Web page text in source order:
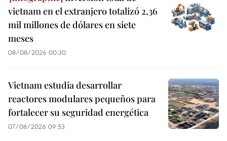
vietnam en el extranjero totalizó 2,36
mil millones de dólares en siete
meses
08/08/2026 00:30
Vietnam estudia desarrollar
reactores modulares pequeños para
fortalecer su seguridad energética
07/08/2026 09:53